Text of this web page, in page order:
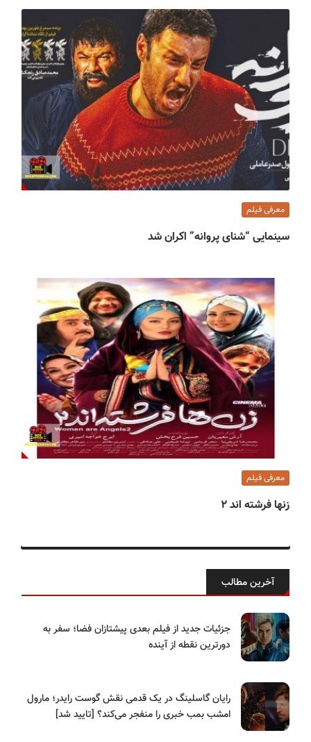
معرفی فیلم
سینمایی “شنای پروانه” اکران شد
معرفی فیلم
زنها فرشته اند ۲
آخرین مطالب
جزئیات جدید از فیلم بعدی پیشتازان فضا؛ سفر به
دورترین نقطه از آینده
رایان گاسلینگ در یک قدمی نقش گوست رایدر؛ مارول
امشب بمب خبری را منفجر می‌کند؟ [تایید شد]